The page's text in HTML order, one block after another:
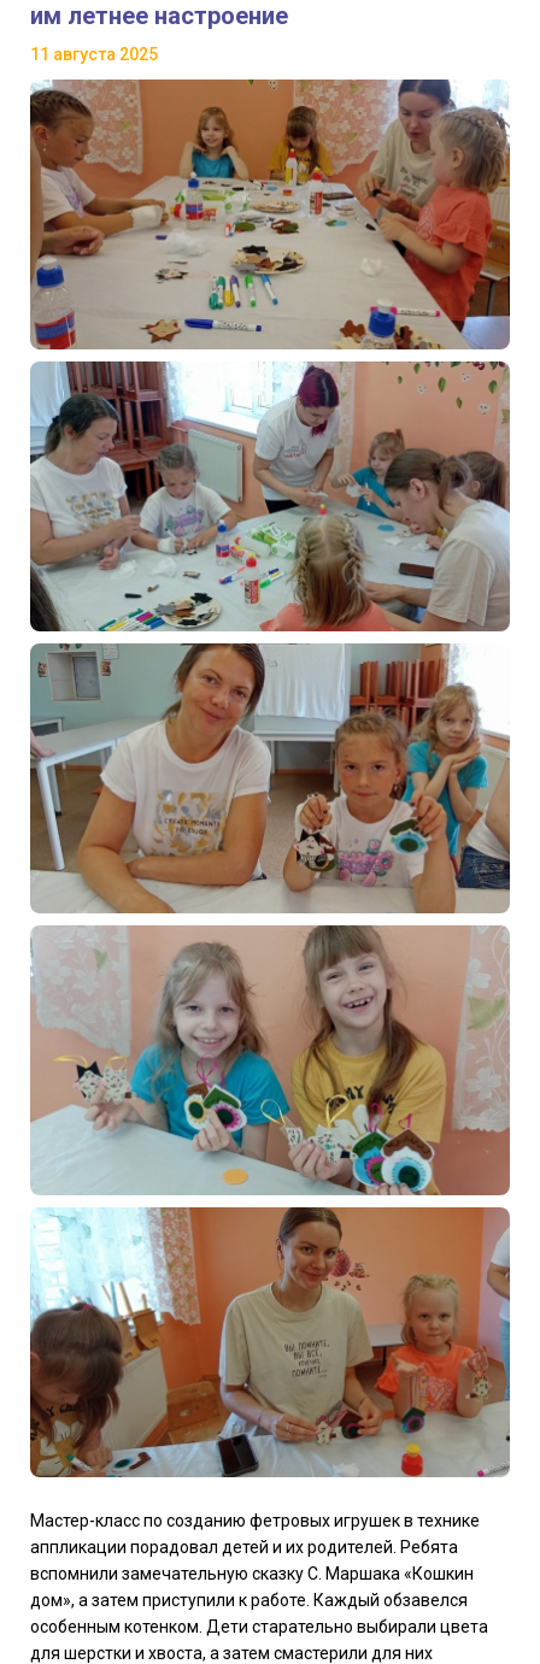
им летнее настроение
11 августа 2025
Мастер-класс по созданию фетровых игрушек в технике
аппликации порадовал детей и их родителей. Ребята
вспомнили замечательную сказку С. Маршака «Кошкин
дом», а затем приступили к работе. Каждый обзавелся
особенным котенком. Дети старательно выбирали цвета
для шерстки и хвоста, а затем смастерили для них